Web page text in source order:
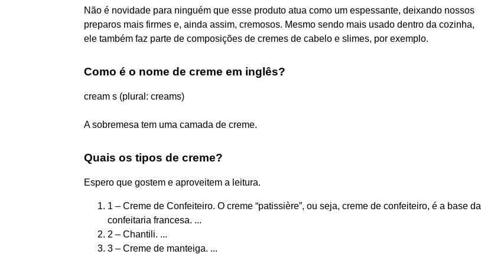
Não é novidade para ninguém que esse produto atua como um espessante, deixando nossos
preparos mais firmes e, ainda assim, cremosos. Mesmo sendo mais usado dentro da cozinha,
ele também faz parte de composições de cremes de cabelo e slimes, por exemplo.
Como é o nome de creme em inglês?
cream s (plural: creams)
A sobremesa tem uma camada de creme.
Quais os tipos de creme?
Espero que gostem e aproveitem a leitura.
1 – Creme de Confeiteiro. O creme “patissière”, ou seja, creme de confeiteiro, é a base da
confeitaria francesa. ...
2 – Chantili. ...
3 – Creme de manteiga. ...